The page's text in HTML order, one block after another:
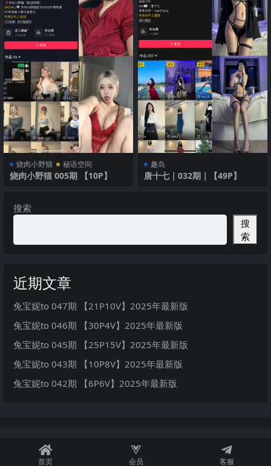
烧肉小野猫 秘语空间
烧肉小野猫 005期 【10P】
趣岛
唐十七｜032期｜【49P】
搜索
搜
索
近期文章
兔宝妮to 047期 【21P10V】2025年最新版
兔宝妮to 046期 【30P4V】2025年最新版
兔宝妮to 045期 【25P15V】2025年最新版
兔宝妮to 043期 【10P8V】2025年最新版
兔宝妮to 042期 【6P6V】2025年最新版
首页 会员 客服